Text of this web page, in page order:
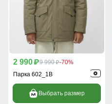
2 990 p9 990 p-70%
Парка 602_1B
Выбрать размер